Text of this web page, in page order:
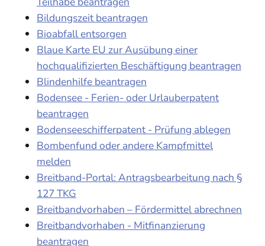
Bildungszeit beantragen
Bioabfall entsorgen
Blaue Karte EU zur Ausübung einer
hochqualifizierten Beschäftigung beantragen
Blindenhilfe beantragen
Bodensee - Ferien- oder Urlauberpatent
beantragen
Bodenseeschifferpatent - Prüfung ablegen
Bombenfund oder andere Kampfmittel
melden
Breitband-Portal: Antragsbearbeitung nach §
127 TKG
Breitbandvorhaben – Fördermittel abrechnen
Breitbandvorhaben - Mitfinanzierung
beantragen